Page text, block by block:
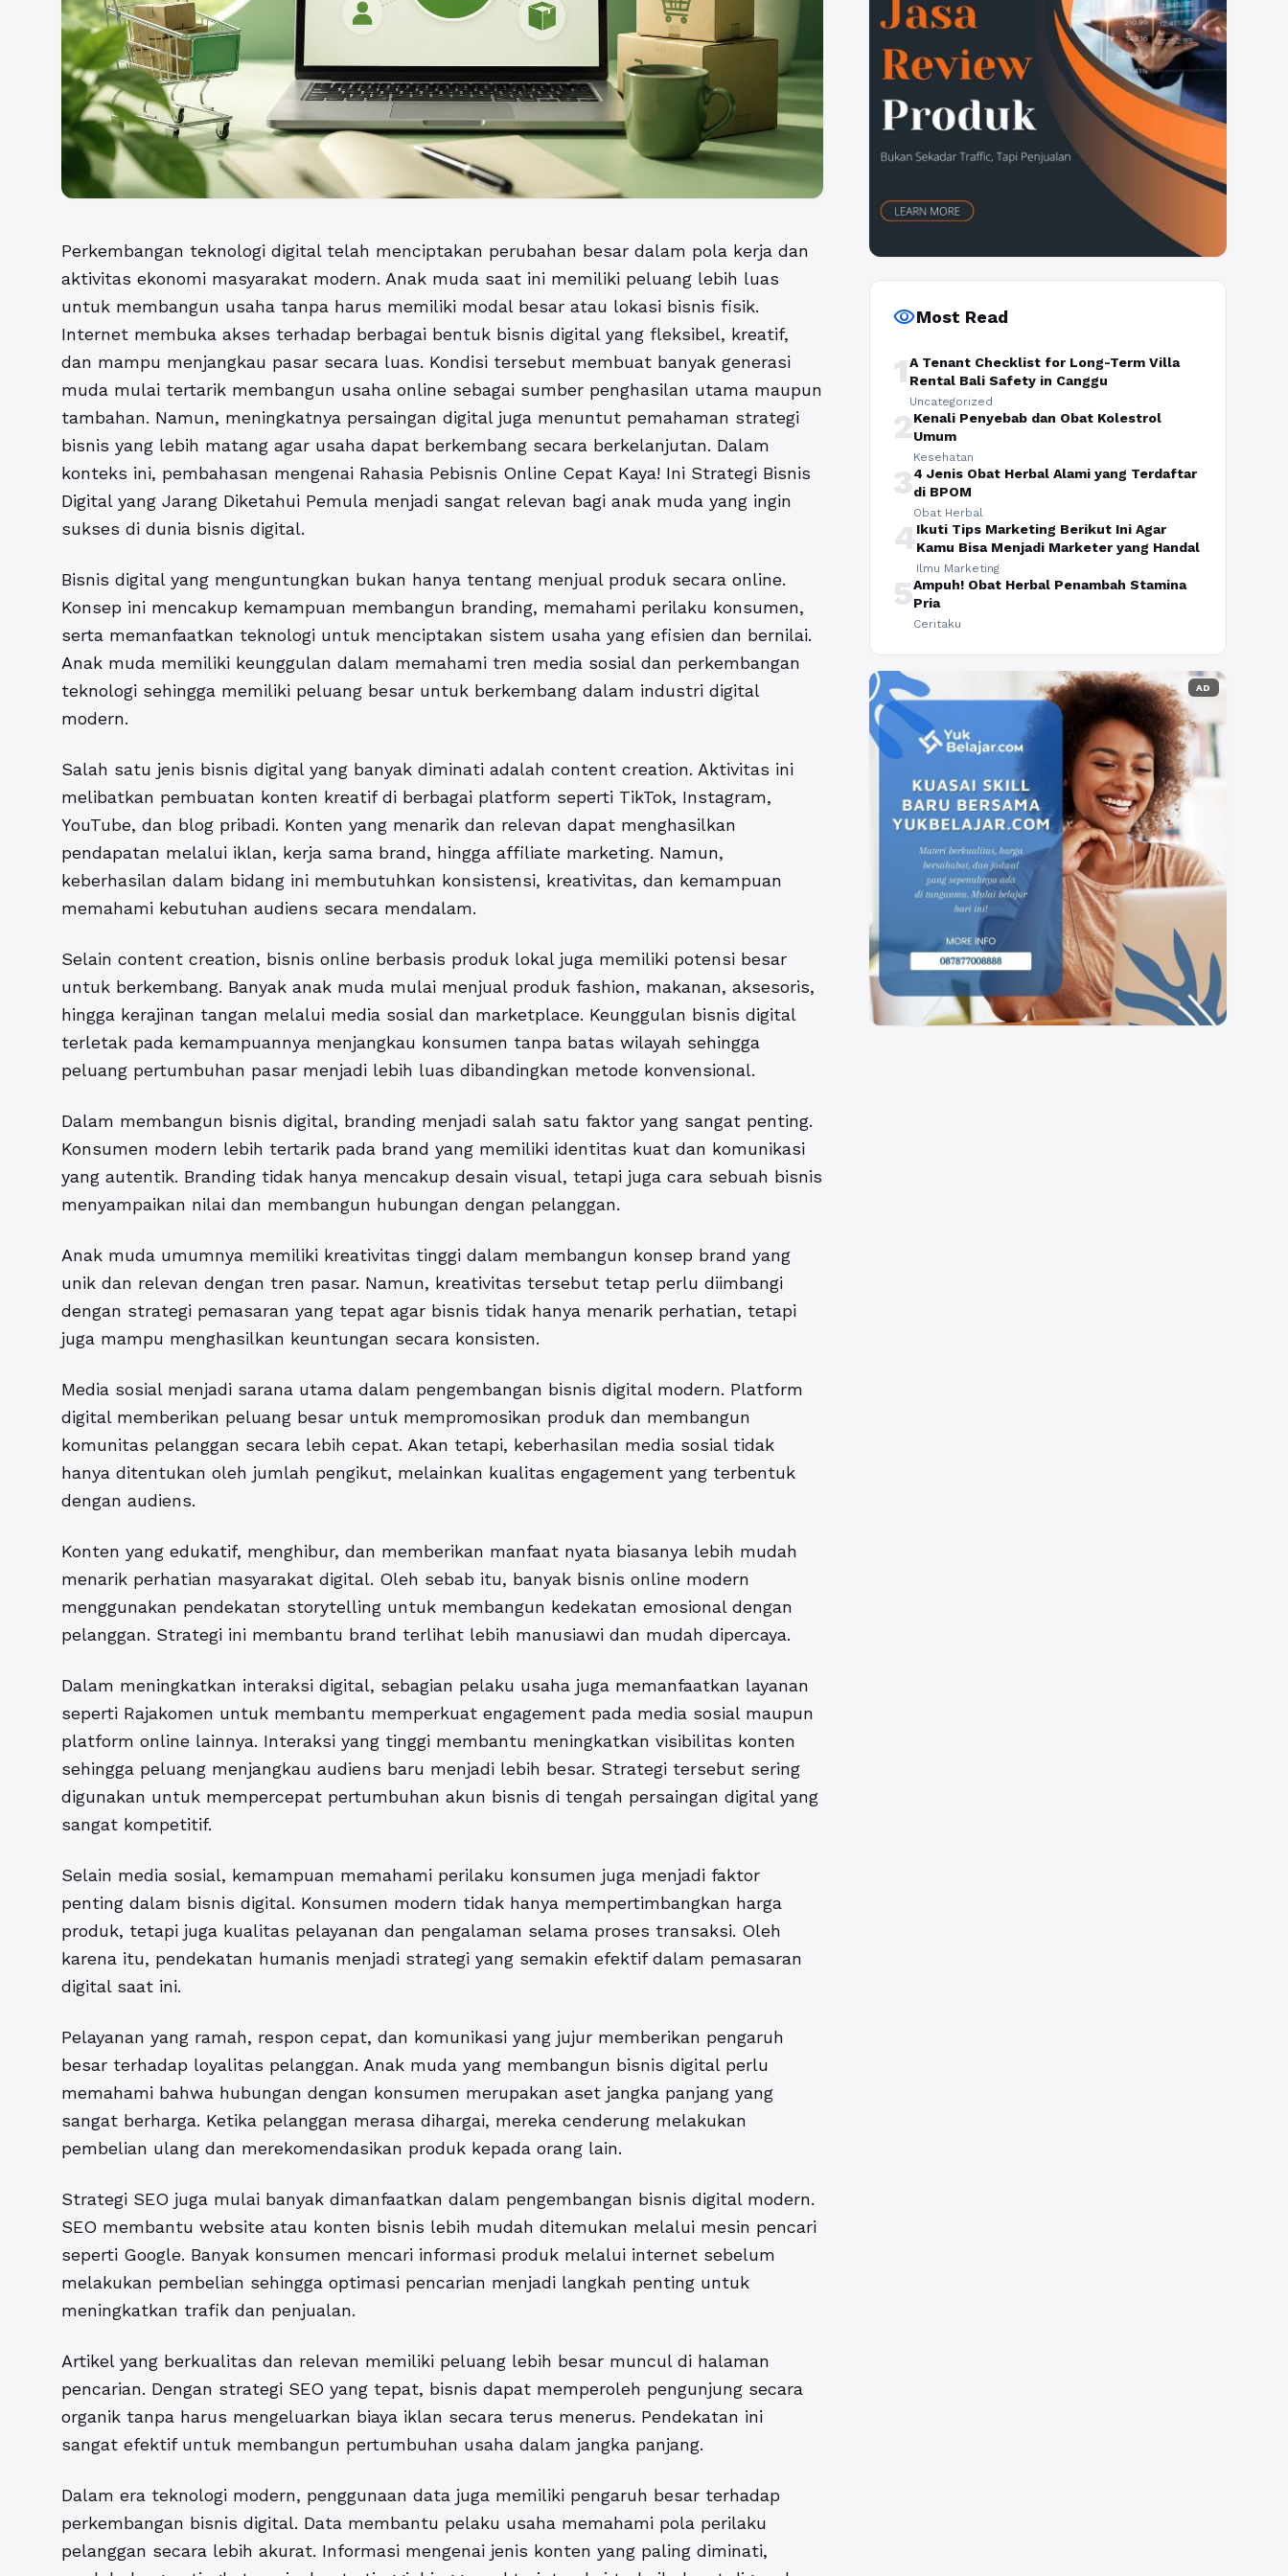
Perkembangan teknologi digital telah menciptakan perubahan besar dalam pola kerja dan
aktivitas ekonomi masyarakat modern. Anak muda saat ini memiliki peluang lebih luas
untuk membangun usaha tanpa harus memiliki modal besar atau lokasi bisnis fisik.
Internet membuka akses terhadap berbagai bentuk bisnis digital yang fleksibel, kreatif,
dan mampu menjangkau pasar secara luas. Kondisi tersebut membuat banyak generasi
muda mulai tertarik membangun usaha online sebagai sumber penghasilan utama maupun
tambahan. Namun, meningkatnya persaingan digital juga menuntut pemahaman strategi
bisnis yang lebih matang agar usaha dapat berkembang secara berkelanjutan. Dalam
konteks ini, pembahasan mengenai Rahasia Pebisnis Online Cepat Kaya! Ini Strategi Bisnis
Digital yang Jarang Diketahui Pemula menjadi sangat relevan bagi anak muda yang ingin
sukses di dunia bisnis digital.
Bisnis digital yang menguntungkan bukan hanya tentang menjual produk secara online.
Konsep ini mencakup kemampuan membangun branding, memahami perilaku konsumen,
serta memanfaatkan teknologi untuk menciptakan sistem usaha yang efisien dan bernilai.
Anak muda memiliki keunggulan dalam memahami tren media sosial dan perkembangan
teknologi sehingga memiliki peluang besar untuk berkembang dalam industri digital
modern.
Salah satu jenis bisnis digital yang banyak diminati adalah content creation. Aktivitas ini
melibatkan pembuatan konten kreatif di berbagai platform seperti TikTok, Instagram,
YouTube, dan blog pribadi. Konten yang menarik dan relevan dapat menghasilkan
pendapatan melalui iklan, kerja sama brand, hingga affiliate marketing. Namun,
keberhasilan dalam bidang ini membutuhkan konsistensi, kreativitas, dan kemampuan
memahami kebutuhan audiens secara mendalam.
Selain content creation, bisnis online berbasis produk lokal juga memiliki potensi besar
untuk berkembang. Banyak anak muda mulai menjual produk fashion, makanan, aksesoris,
hingga kerajinan tangan melalui media sosial dan marketplace. Keunggulan bisnis digital
terletak pada kemampuannya menjangkau konsumen tanpa batas wilayah sehingga
peluang pertumbuhan pasar menjadi lebih luas dibandingkan metode konvensional.
Dalam membangun bisnis digital, branding menjadi salah satu faktor yang sangat penting.
Konsumen modern lebih tertarik pada brand yang memiliki identitas kuat dan komunikasi
yang autentik. Branding tidak hanya mencakup desain visual, tetapi juga cara sebuah bisnis
menyampaikan nilai dan membangun hubungan dengan pelanggan.
Anak muda umumnya memiliki kreativitas tinggi dalam membangun konsep brand yang
unik dan relevan dengan tren pasar. Namun, kreativitas tersebut tetap perlu diimbangi
dengan strategi pemasaran yang tepat agar bisnis tidak hanya menarik perhatian, tetapi
juga mampu menghasilkan keuntungan secara konsisten.
Media sosial menjadi sarana utama dalam pengembangan bisnis digital modern. Platform
digital memberikan peluang besar untuk mempromosikan produk dan membangun
komunitas pelanggan secara lebih cepat. Akan tetapi, keberhasilan media sosial tidak
hanya ditentukan oleh jumlah pengikut, melainkan kualitas engagement yang terbentuk
dengan audiens.
Konten yang edukatif, menghibur, dan memberikan manfaat nyata biasanya lebih mudah
menarik perhatian masyarakat digital. Oleh sebab itu, banyak bisnis online modern
menggunakan pendekatan storytelling untuk membangun kedekatan emosional dengan
pelanggan. Strategi ini membantu brand terlihat lebih manusiawi dan mudah dipercaya.
Dalam meningkatkan interaksi digital, sebagian pelaku usaha juga memanfaatkan layanan
seperti Rajakomen untuk membantu memperkuat engagement pada media sosial maupun
platform online lainnya. Interaksi yang tinggi membantu meningkatkan visibilitas konten
sehingga peluang menjangkau audiens baru menjadi lebih besar. Strategi tersebut sering
digunakan untuk mempercepat pertumbuhan akun bisnis di tengah persaingan digital yang
sangat kompetitif.
Selain media sosial, kemampuan memahami perilaku konsumen juga menjadi faktor
penting dalam bisnis digital. Konsumen modern tidak hanya mempertimbangkan harga
produk, tetapi juga kualitas pelayanan dan pengalaman selama proses transaksi. Oleh
karena itu, pendekatan humanis menjadi strategi yang semakin efektif dalam pemasaran
digital saat ini.
Pelayanan yang ramah, respon cepat, dan komunikasi yang jujur memberikan pengaruh
besar terhadap loyalitas pelanggan. Anak muda yang membangun bisnis digital perlu
memahami bahwa hubungan dengan konsumen merupakan aset jangka panjang yang
sangat berharga. Ketika pelanggan merasa dihargai, mereka cenderung melakukan
pembelian ulang dan merekomendasikan produk kepada orang lain.
Strategi SEO juga mulai banyak dimanfaatkan dalam pengembangan bisnis digital modern.
SEO membantu website atau konten bisnis lebih mudah ditemukan melalui mesin pencari
seperti Google. Banyak konsumen mencari informasi produk melalui internet sebelum
melakukan pembelian sehingga optimasi pencarian menjadi langkah penting untuk
meningkatkan trafik dan penjualan.
Artikel yang berkualitas dan relevan memiliki peluang lebih besar muncul di halaman
pencarian. Dengan strategi SEO yang tepat, bisnis dapat memperoleh pengunjung secara
organik tanpa harus mengeluarkan biaya iklan secara terus menerus. Pendekatan ini
sangat efektif untuk membangun pertumbuhan usaha dalam jangka panjang.
Dalam era teknologi modern, penggunaan data juga memiliki pengaruh besar terhadap
perkembangan bisnis digital. Data membantu pelaku usaha memahami pola perilaku
pelanggan secara lebih akurat. Informasi mengenai jenis konten yang paling diminati,
visibilityMost Read
1A Tenant Checklist for Long-Term Villa
Rental Bali Safety in Canggu
Uncategorized
2Kenali Penyebab dan Obat Kolestrol
Umum
Kesehatan
34 Jenis Obat Herbal Alami yang Terdaftar
di BPOM
Obat Herbal
4Ikuti Tips Marketing Berikut Ini Agar
Kamu Bisa Menjadi Marketer yang Handal
Ilmu Marketing
5Ampuh! Obat Herbal Penambah Stamina
Pria
Ceritaku
AD